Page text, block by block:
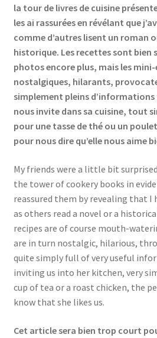
la tour de livres de cuisine
les ai rassurées en révélant que
comme d’autres lisent un roman
historique. Les recettes sont bien
photos encore plus, mais les
nostalgiques, hilarants,
simplement pleins d’informations
nous invite dans sa cuisine, tout
pour une tasse de thé ou un
pour nous dire qu’elle nous aime
My friends were a little bit
the tower of cookery books in
reassured them by revealing that I
as others read a novel or a
recipes are of course mouth-
are in turn nostalgic, hilarious,
quite simply full of very useful
inviting us into her kitchen, very
cup of tea or a roast chicken, the
know that she likes us.
Cet article sera bien trop court